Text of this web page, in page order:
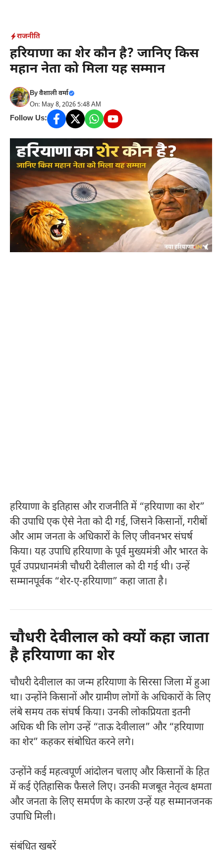
content
राजनीति
हरियाणा का शेर कौन है? जानिए किस
महान नेता को मिला यह सम्मान
Byवैशाली वर्मा
On: May 8, 2026 5:48 AM
Follow Us:
हरियाणा के इतिहास और राजनीति में “हरियाणा का शेर”
की उपाधि एक ऐसे नेता को दी गई, जिसने किसानों, गरीबों
और आम जनता के अधिकारों के लिए जीवनभर संघर्ष
किया। यह उपाधि हरियाणा के पूर्व मुख्यमंत्री और भारत के
पूर्व उपप्रधानमंत्रीचौधरी देवीलालको दी गई थी। उन्हें
सम्मानपूर्वक “शेर-ए-हरियाणा” कहा जाता है।
चौधरी देवीलाल को क्यों कहा जाता
है हरियाणा का शेर
चौधरी देवीलाल का जन्म हरियाणा केसिरसा जिलामें हुआ
था। उन्होंने किसानों और ग्रामीण लोगों के अधिकारों के लिए
लंबे समय तक संघर्ष किया। उनकी लोकप्रियता इतनी
अधिक थी कि लोग उन्हें “ताऊ देवीलाल” और “हरियाणा
का शेर” कहकर संबोधित करने लगे।
उन्होंने कई महत्वपूर्ण आंदोलन चलाए और किसानों के हित
में कई ऐतिहासिक फैसले लिए। उनकी मजबूत नेतृत्व क्षमता
और जनता के लिए समर्पण के कारण उन्हें यह सम्मानजनक
उपाधि मिली।
संबंधित खबरें